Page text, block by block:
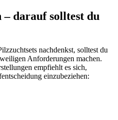
darauf solltest du
nachdenkst, solltest du
Anforderungen machen.
empfiehlt es sich,
einzubeziehen: